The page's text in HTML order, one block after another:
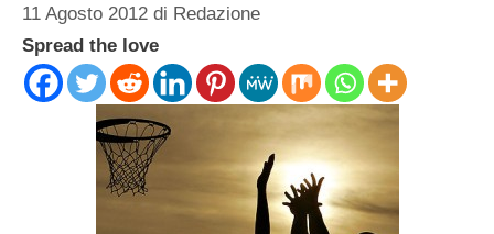
11 Agosto 2012 di Redazione
Spread the love